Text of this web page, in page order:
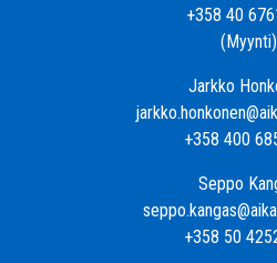
+358 40
(Myynti)
Jarkko
+358 400
Seppo
+358 50